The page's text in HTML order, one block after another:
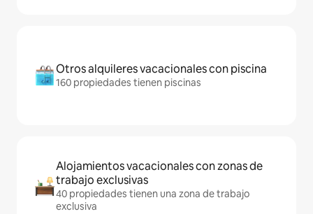
Otros alquileres vacacionales con piscina
160 propiedades tienen piscinas
Alojamientos vacacionales con zonas de
trabajo exclusivas
40 propiedades tienen una zona de trabajo
exclusiva